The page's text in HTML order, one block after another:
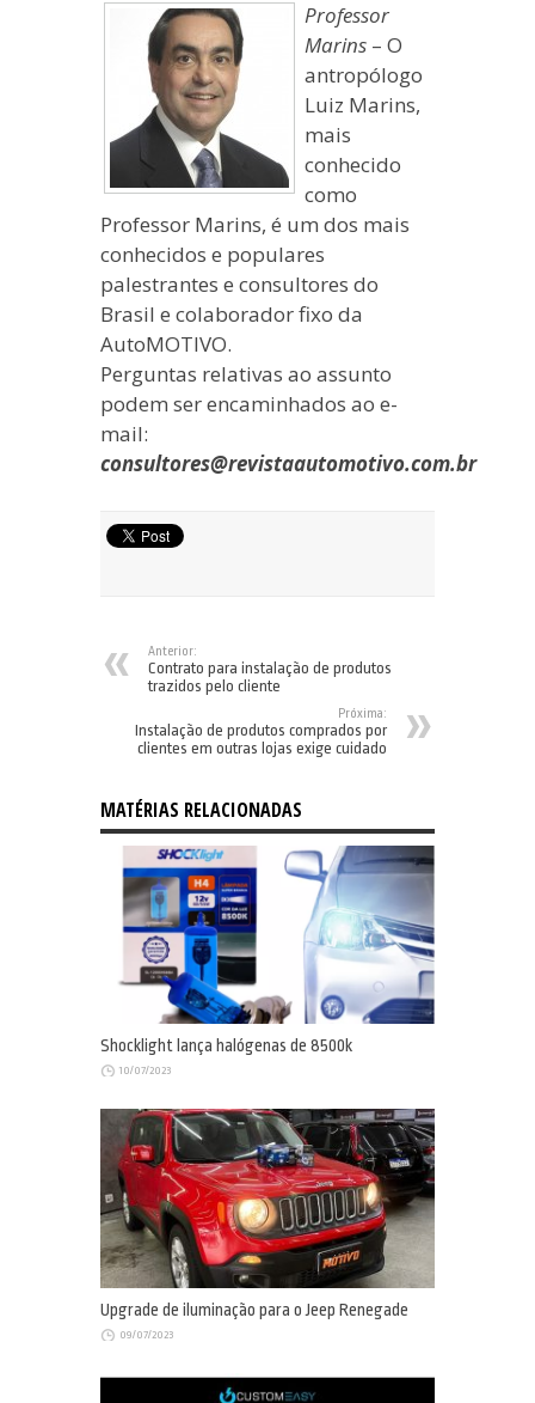
Professor
Marins – O
antropólogo
Luiz Marins,
mais
conhecido
como
Professor Marins, é um dos mais
conhecidos e populares
palestrantes e consultores do
Brasil e colaborador fixo da
AutoMOTIVO.
Perguntas relativas ao assunto
podem ser encaminhados ao e-
mail:
consultores@revistaautomotivo.com.br
Anterior:
Contrato para instalação de produtos
trazidos pelo cliente
Próxima:
Instalação de produtos comprados por
clientes em outras lojas exige cuidado
MATÉRIAS RELACIONADAS
Shocklight lança halógenas de 8500k
10/07/2023
Upgrade de iluminação para o Jeep Renegade
09/07/2023